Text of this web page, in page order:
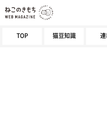
TOP 猫豆知識